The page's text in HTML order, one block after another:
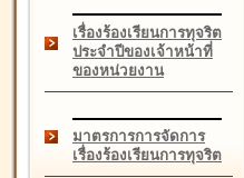
เรื่องร้องเรียนการทุจริต
ประจำปีของเจ้าหน้าที่
ของหน่วยงาน
มาตรการการจัดการ
เรื่องร้องเรียนการทุจริต